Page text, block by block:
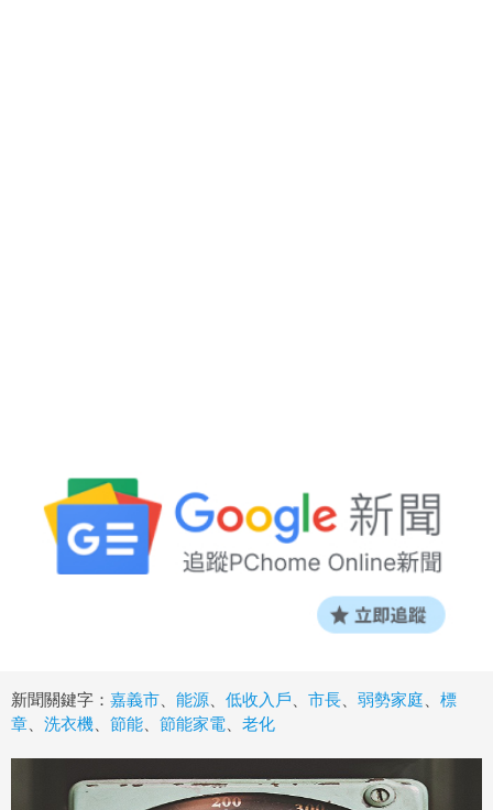
新聞關鍵字： 嘉義市 能源 低收入戶 市長 弱勢家庭
標
章
洗衣機 節能 節能家電 老化